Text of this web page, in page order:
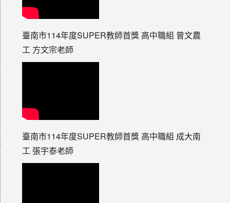
臺南市114年度SUPER教師首獎 高中職組 曾文農
工 方文宗老師
臺南市114年度SUPER教師首獎 高中職組 成大南
工 張宇泰老師